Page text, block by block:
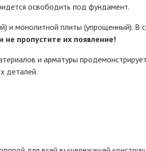
освободить под фундамент.
монолитной плиты (упрощенный). В
не пропустите их появление!
и арматуры
деталей.